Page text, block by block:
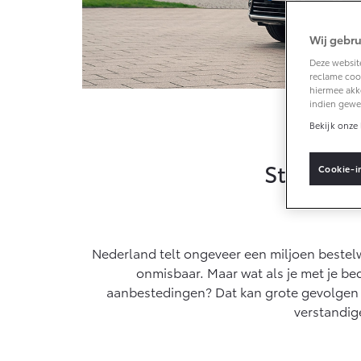
Vanaf € 33.495,-
Toyota C-HR+
Vanaf € 37.995,-
WATERSTOF-
ELEKTRISCH
Steeds
Nederland telt ongeveer een miljoen
onmisbaar. Maar wat als je met je
aanbestedingen? Dat kan grote
Wij
Deze
reclame
hiermee
indien
Bekijk onze
Cookie-